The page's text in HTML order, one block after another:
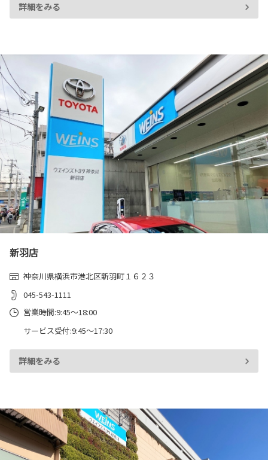
詳細をみる
新羽店
神奈川県横浜市港北区新羽町１６２３
045-543-1111
営業時間:9:45～18:00
サービス受付:9:45～17:30
詳細をみる